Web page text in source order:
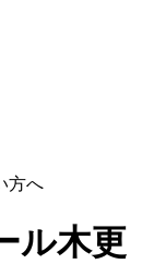
方へ
ル木更